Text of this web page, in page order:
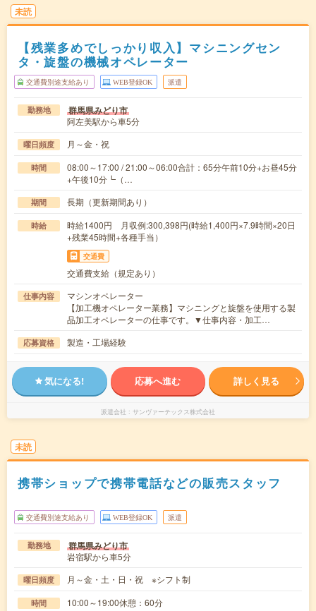
未読
【残業多めでしっかり収入】マシニングセン
タ・旋盤の機械オペレーター
交通費別途支給あり WEB登録OK 派遣
勤務地 群馬県みどり市
阿左美駅から車5分
曜日頻度 月～金・祝
時間
08:00～17:00 / 21:00～06:00合計：65分午前10分+お昼45分
+午後10分┗（…
期間 長期（更新期間あり）
時給
時給1400円 月収例:300,398円(時給1,400円×7.9時間×20日
+残業45時間+各種手当）
交通費
交通費支給（規定あり）
仕事内容
マシンオペレーター
【加工機オペレーター業務】マシニングと旋盤を使用する製
品加工オペレーターの仕事です。▼仕事内容・加工…
応募資格 製造・工場経験
気になる! 応募へ進む 詳しく見る
派遣会社 サンヴァーテックス株式会社
未読
携帯ショップで携帯電話などの販売スタッフ
交通費別途支給あり WEB登録OK 派遣
勤務地 群馬県みどり市
岩宿駅から車5分
曜日頻度 月～金・土・日・祝 ※シフト制
時間 10:00～19:00休憩：60分